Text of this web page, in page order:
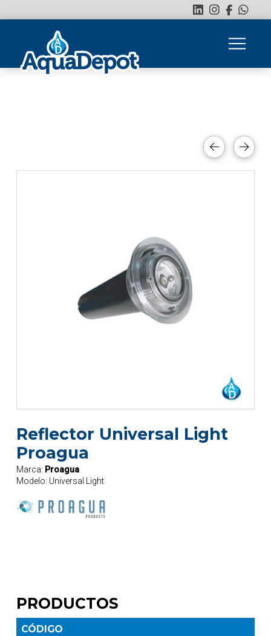
Reflector Universal Light
Proagua
Marca: Proagua
Modelo: Universal Light
PRODUCTOS
CÓDIGO